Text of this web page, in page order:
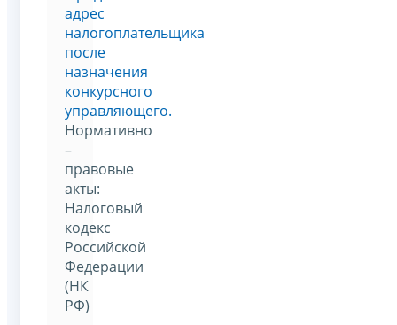
адрес
налогоплательщика
после
назначения
конкурсного
управляющего.
Нормативно
–
правовые
акты:
Налоговый
кодекс
Российской
Федерации
(НК
РФ)